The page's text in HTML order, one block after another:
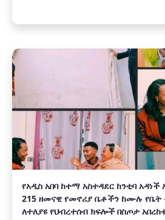
የአዲስ አበባ ከተማ አስተዳደር ከንቲባ
215 ዘመናዊ የመኖሪያ ቤቶችን ከሙሉ የቤት
ለተለያዩ የህብረተሰብ ክፍሎች በስጦታ